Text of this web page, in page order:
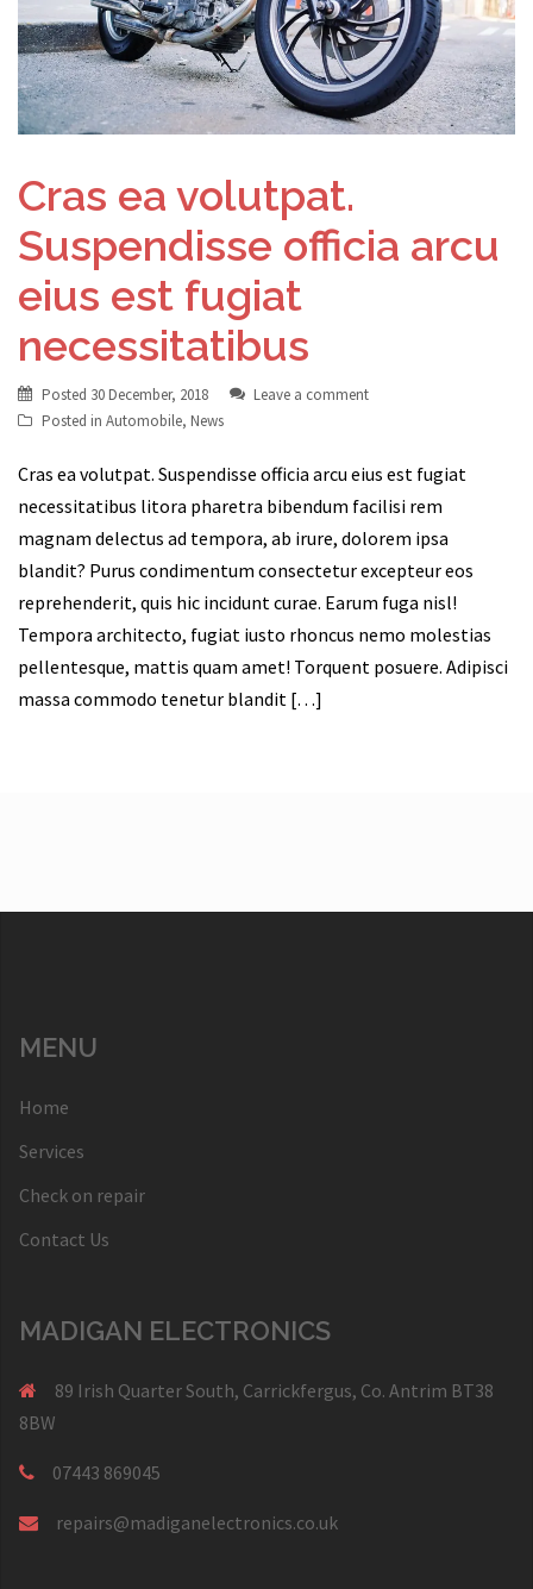
Cras ea volutpat.
Suspendisse officia arcu
eius est fugiat
necessitatibus
Posted 30 December, 2018
Leave a comment
Posted in Automobile, News
Cras ea volutpat. Suspendisse officia arcu eius est fugiat
necessitatibus litora pharetra bibendum facilisi rem
magnam delectus ad tempora, ab irure, dolorem ipsa
blandit? Purus condimentum consectetur excepteur eos
reprehenderit, quis hic incidunt curae. Earum fuga nisl!
Tempora architecto, fugiat iusto rhoncus nemo molestias
pellentesque, mattis quam amet! Torquent posuere. Adipisci
massa commodo tenetur blandit […]
MENU
Home
Services
Check on repair
Contact Us
MADIGAN ELECTRONICS
89 Irish Quarter South, Carrickfergus, Co. Antrim BT38
8BW
07443 869045
repairs@madiganelectronics.co.uk